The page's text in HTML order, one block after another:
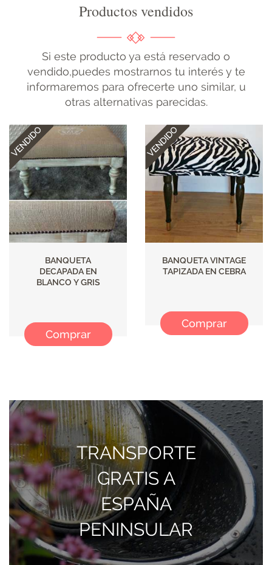
Productos vendidos
Si este producto ya está reservado o
vendido,puedes mostrarnos tu interés y te
informaremos para ofrecerte uno similar, u
otras alternativas parecidas.
BANQUETA
DECAPADA EN
BLANCO Y GRIS
Comprar
BANQUETA VINTAGE
TAPIZADA EN CEBRA
Comprar
TRANSPORTE
GRATIS A
ESPAÑA
PENINSULAR